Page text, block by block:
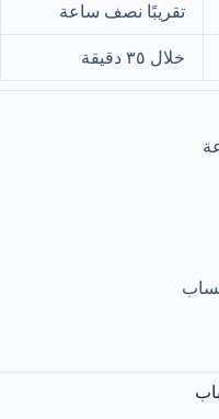
تقريبًا نصف ساعة
خلال ٣٥ دقيقة